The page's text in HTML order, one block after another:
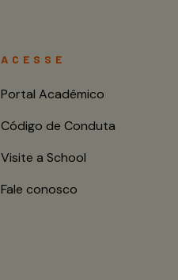
ACESSE
Portal Acadêmico
Código de Conduta
Visite a School
Fale conosco